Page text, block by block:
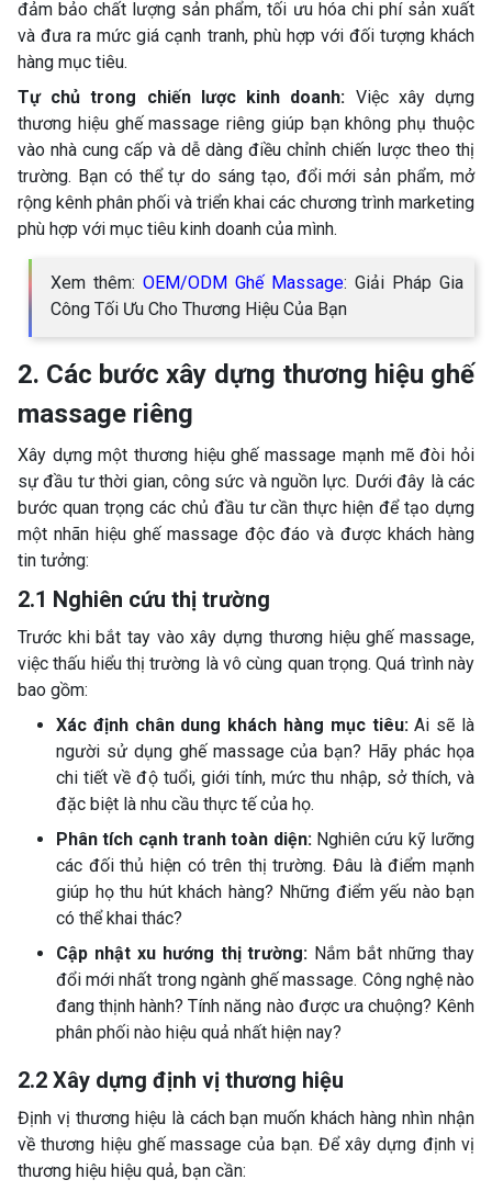
đảm bảo chất lượng sản phẩm, tối ưu hóa chi phí sản xuất
và đưa ra mức giá cạnh tranh, phù hợp với đối tượng khách
hàng mục tiêu.
Tự chủ trong chiến lược kinh doanh: Việc xây dựng
thương hiệu ghế massage riêng giúp bạn không phụ thuộc
vào nhà cung cấp và dễ dàng điều chỉnh chiến lược theo thị
trường. Bạn có thể tự do sáng tạo, đổi mới sản phẩm, mở
rộng kênh phân phối và triển khai các chương trình marketing
phù hợp với mục tiêu kinh doanh của mình.
Xem thêm: OEM/ODM Ghế Massage: Giải Pháp Gia
Công Tối Ưu Cho Thương Hiệu Của Bạn
2. Các bước xây dựng thương hiệu ghế
massage riêng
Xây dựng một thương hiệu ghế massage mạnh mẽ đòi hỏi
sự đầu tư thời gian, công sức và nguồn lực. Dưới đây là các
bước quan trọng các chủ đầu tư cần thực hiện để tạo dựng
một nhãn hiệu ghế massage độc đáo và được khách hàng
tin tưởng:
2.1 Nghiên cứu thị trường
Trước khi bắt tay vào xây dựng thương hiệu ghế massage,
việc thấu hiểu thị trường là vô cùng quan trọng. Quá trình này
bao gồm:
Xác định chân dung khách hàng mục tiêu:Ai sẽ là
người sử dụng ghế massage của bạn? Hãy phác họa
chi tiết về độ tuổi, giới tính, mức thu nhập, sở thích, và
đặc biệt là nhu cầu thực tế của họ.
Phân tích cạnh tranh toàn diện:Nghiên cứu kỹ lưỡng
các đối thủ hiện có trên thị trường. Đâu là điểm mạnh
giúp họ thu hút khách hàng? Những điểm yếu nào bạn
có thể khai thác?
Cập nhật xu hướng thị trường: Nắm bắt những thay
đổi mới nhất trong ngành ghế massage. Công nghệ nào
đang thịnh hành? Tính năng nào được ưa chuộng? Kênh
phân phối nào hiệu quả nhất hiện nay?
2.2 Xây dựng định vị thương hiệu
Định vị thương hiệu là cách bạn muốn khách hàng nhìn nhận
về thương hiệu ghế massage của bạn. Để xây dựng định vị
thương hiệu hiệu quả, bạn cần: